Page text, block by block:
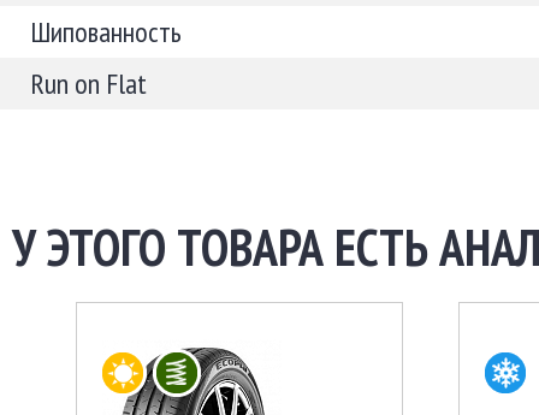
Шипованность
Run on Flat
У ЭТОГО ТОВАРА ЕСТЬ